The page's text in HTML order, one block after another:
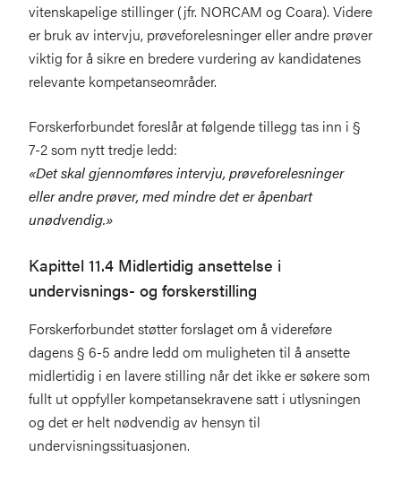
vitenskapelige stillinger (jfr. NORCAM og Coara). Videre
er bruk av intervju, prøveforelesninger eller andre prøver
viktig for å sikre en bredere vurdering av kandidatenes
relevante kompetanseområder.
Forskerforbundet foreslår at følgende tillegg tas inn i §
7-2 som nytt tredje ledd:
«Det skal gjennomføres intervju, prøveforelesninger
eller andre prøver, med mindre det er åpenbart
unødvendig.»
Kapittel 11.4 Midlertidig ansettelse i
undervisnings- og forskerstilling
Forskerforbundet støtter forslaget om å videreføre
dagens § 6-5 andre ledd om muligheten til å ansette
midlertidig i en lavere stilling når det ikke er søkere som
fullt ut oppfyller kompetansekravene satt i utlysningen
og det er helt nødvendig av hensyn til
undervisningssituasjonen.